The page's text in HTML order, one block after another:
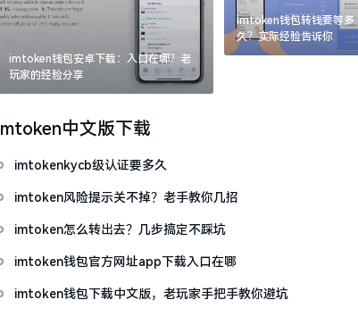
imtoken钱包安卓下载：入口在哪？老
玩家的经验分享
imtoken钱包转钱要等多
久？实际经验告诉你
中文版下载
imtokenkycb级认证要多久
imtoken风险提示关不掉？老手教你几招
imtoken怎么转出去？几步搞定不踩坑
imtoken钱包官方网址app下载入口在哪
imtoken钱包下载中文版，老玩家手把手教你避坑